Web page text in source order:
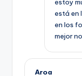
estoy
está en
en los
mejor
Aroa